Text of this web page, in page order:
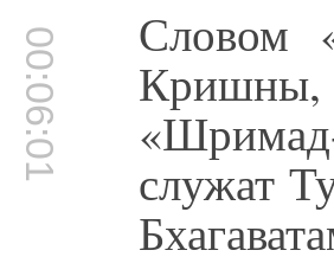
00:06:01 Словом
Кришны,
служат